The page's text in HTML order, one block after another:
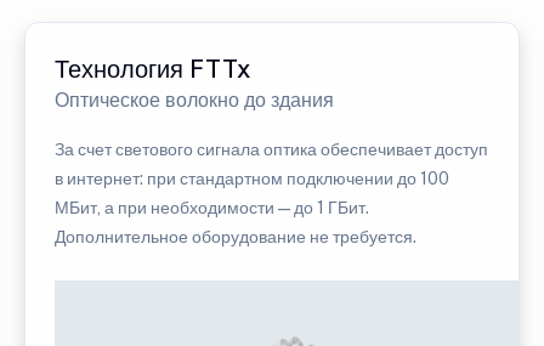
Технология FTTx
Оптическое волокно до здания
За счет светового сигнала оптика обеспечивает доступ
в интернет: при стандартном подключении до 100
МБит, а при необходимости — до 1 ГБит.
Дополнительное оборудование не требуется.